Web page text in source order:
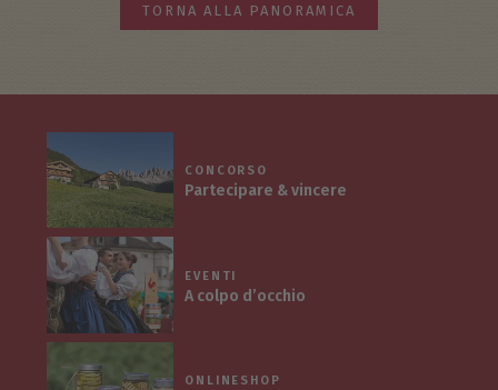
TORNA ALLA PANORAMICA
CONCORSO
Partecipare & vincere
EVENTI
A colpo d’occhio
ONLINESHOP